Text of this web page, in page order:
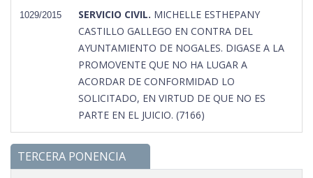
1029/2015 SERVICIO CIVIL. MICHELLE ESTHEPANY
CASTILLO GALLEGO EN CONTRA DEL
AYUNTAMIENTO DE NOGALES. DIGASE A LA
PROMOVENTE QUE NO HA LUGAR A
ACORDAR DE CONFORMIDAD LO
SOLICITADO, EN VIRTUD DE QUE NO ES
PARTE EN EL JUICIO. (7166)
TERCERA PONENCIA